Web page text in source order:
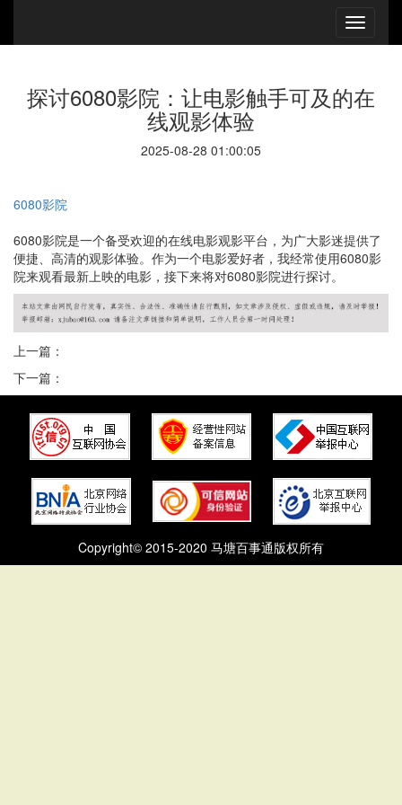
探讨6080影院：让电影触手可及的在
线观影体验
2025-08-28 01:00:05
6080影院
6080影院是一个备受欢迎的在线电影观影平台，为广大影迷提供了
便捷、高清的观影体验。作为一个电影爱好者，我经常使用6080影
院来观看最新上映的电影，接下来将对6080影院进行探讨。
上一篇：
下一篇：
Copyright© 2015-2020 马塘百事通版权所有